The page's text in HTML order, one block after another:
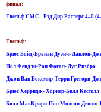
финал:
Гвельф CMC - Рэд Дир Ратлерс 4–0
Гвельф:
Брюс Бойд-Брайан Дуэнч- Данлоп-
Пол Фендли-Рон Фогал- Дуг Ризбро
Джон Ван Боксмир-Терри Грегори-
Брюс Херридж- Хорнер-Билл Кестелл
Билл МакКрири-Пол Молсон-Деннис